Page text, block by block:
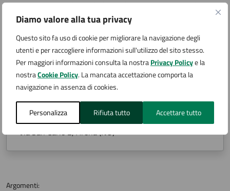
Diamo valore alla tua privacy
Questo sito fa uso di cookie per migliorare la navigazione degli
utenti e per raccogliere informazioni sull'utilizzo del sito stesso.
Per maggiori informazioni consulta la nostraPrivacy Policye la
nostraCookie Policy. La mancata accettazione comporta la
navigazione in assenza di cookies.
Personalizza Rifiuta tutto Accettare tutto
Per conoscere i dettagli di scadenze, requisiti e altre
informazioni importanti, leggi i termini e le condizioni
Termini e condizioni di servizio (PDF 84.75 kB)
Contatti
Ufficio Sportello Unico Edilizia (SUE)
Via San Carlo 2, Arona (NO)
Argomenti: